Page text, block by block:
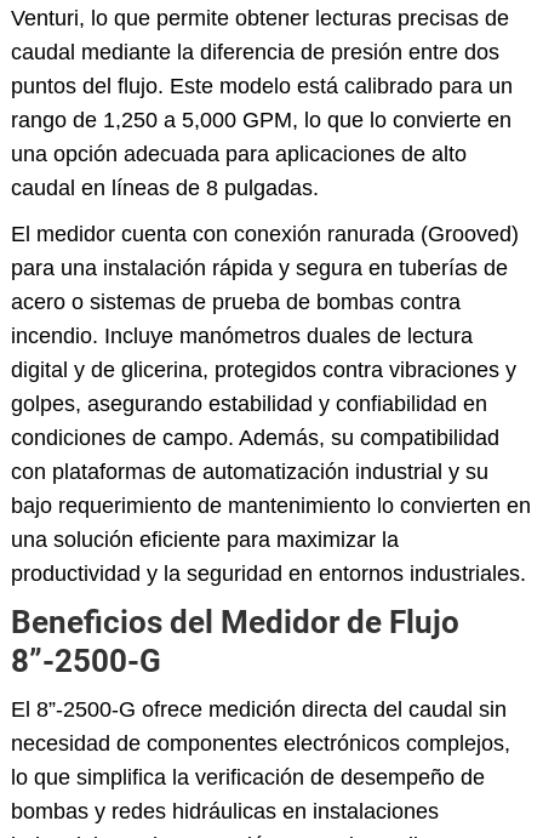
Venturi, lo que permite obtener lecturas precisas de
caudal mediante la diferencia de presión entre dos
puntos del flujo. Este modelo está calibrado para un
rango de 1,250 a 5,000 GPM, lo que lo convierte en
una opción adecuada para aplicaciones de alto
caudal en líneas de 8 pulgadas.
El medidor cuenta con conexión ranurada (Grooved)
para una instalación rápida y segura en tuberías de
acero o sistemas de prueba de bombas contra
incendio. Incluye manómetros duales de lectura
digital y de glicerina, protegidos contra vibraciones y
golpes, asegurando estabilidad y confiabilidad en
condiciones de campo. Además, su compatibilidad
con plataformas de automatización industrial y su
bajo requerimiento de mantenimiento lo convierten en
una solución eficiente para maximizar la
productividad y la seguridad en entornos industriales.
Beneficios del Medidor de Flujo
8”-2500-G
El 8”-2500-G ofrece medición directa del caudal sin
necesidad de componentes electrónicos complejos,
lo que simplifica la verificación de desempeño de
bombas y redes hidráulicas en instalaciones